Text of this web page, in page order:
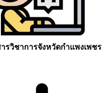
รวิชาการจังหวัดกำแพงเพชร